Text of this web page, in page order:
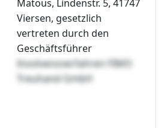
Matous, Lindenstr. 5, 41747
Viersen, gesetzlich
vertreten durch den
Geschäftsführer
Insolvenzverfahren FIMO
Treuhand GmbH